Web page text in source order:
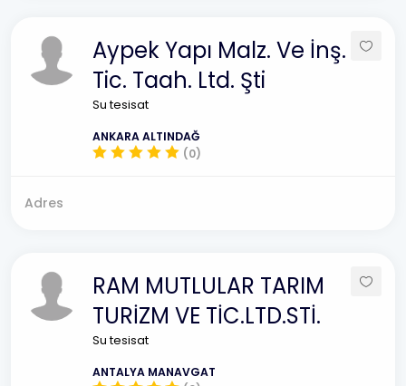
Aypek Yapı Malz. Ve İnş.
Tic. Taah. Ltd. Şti
Su tesisat
ANKARA ALTINDAĞ
(0)
Adres
RAM MUTLULAR TARIM
TURİZM VE TİC.LTD.STİ.
Su tesisat
ANTALYA MANAVGAT